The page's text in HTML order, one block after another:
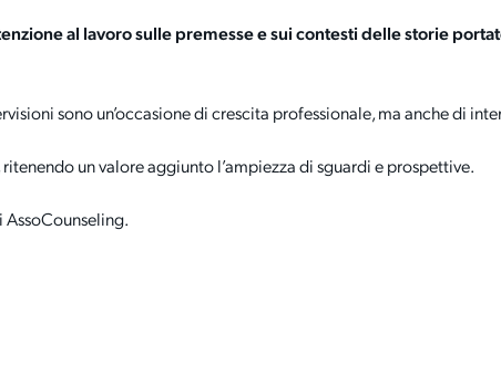
al lavoro sulle premesse e sui contesti delle storie
sono un’occasione di crescita professionale, ma anche di
un valore aggiunto l’ampiezza di sguardi e prospettive.
AssoCounseling.